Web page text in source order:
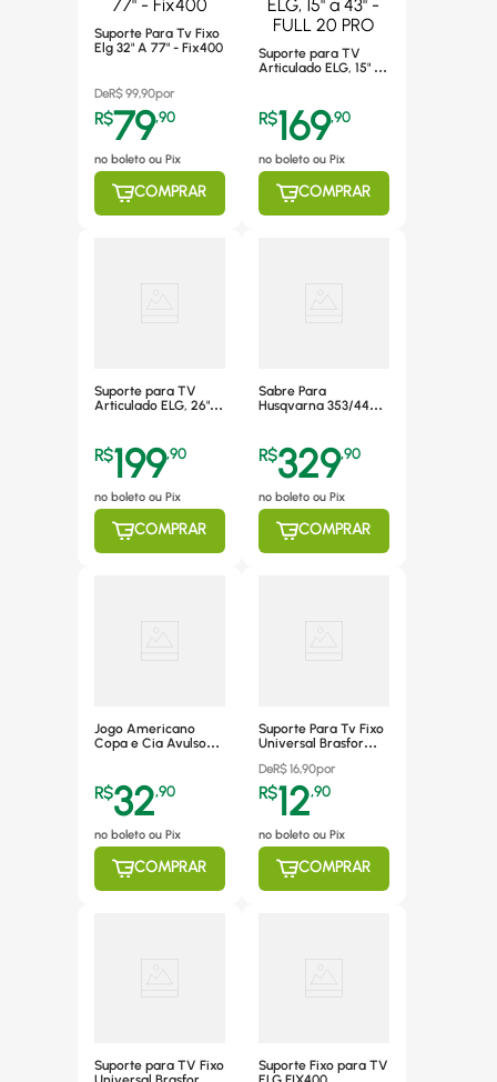
Suporte Para Tv Fixo
Elg 32" A 77" - Fix400
DeR$99,90por
R$79,90
no boleto ou Pix
COMPRAR
Suporte para TV
Articulado ELG, 15" a
R$169,90
no boleto ou Pix
COMPRAR
Suporte para TV
Articulado ELG, 26" a
R$199,90
no boleto ou Pix
COMPRAR
Sabre Para
Husqvarna 353/445
R$329,90
no boleto ou Pix
COMPRAR
Jogo Americano
Copa e Cia Avulso
R$32,90
no boleto ou Pix
COMPRAR
Suporte Para Tv Fixo
Universal Brasforma,
DeR$16,90por
R$12,90
no boleto ou Pix
COMPRAR
Suporte para TV Fixo
Suporte Fixo para TV